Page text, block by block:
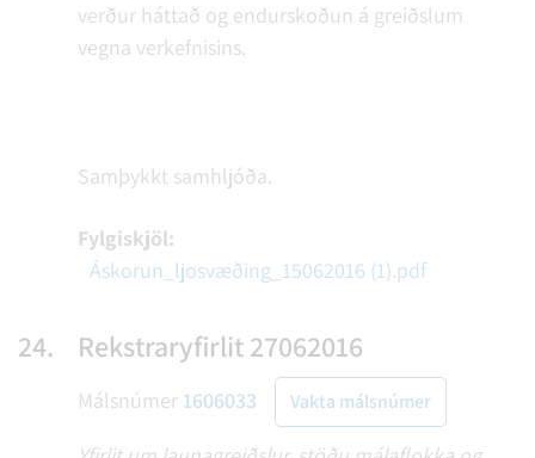
verður háttað og endurskoðun á greiðslum
vegna verkefnisins.
Samþykkt samhljóða.
Fylgiskjöl:
Áskorun_ljosvæðing_15062016 (1).pdf
24. Rekstraryfirlit 27062016
Málsnúmer 1606033 Vakta málsnúmer